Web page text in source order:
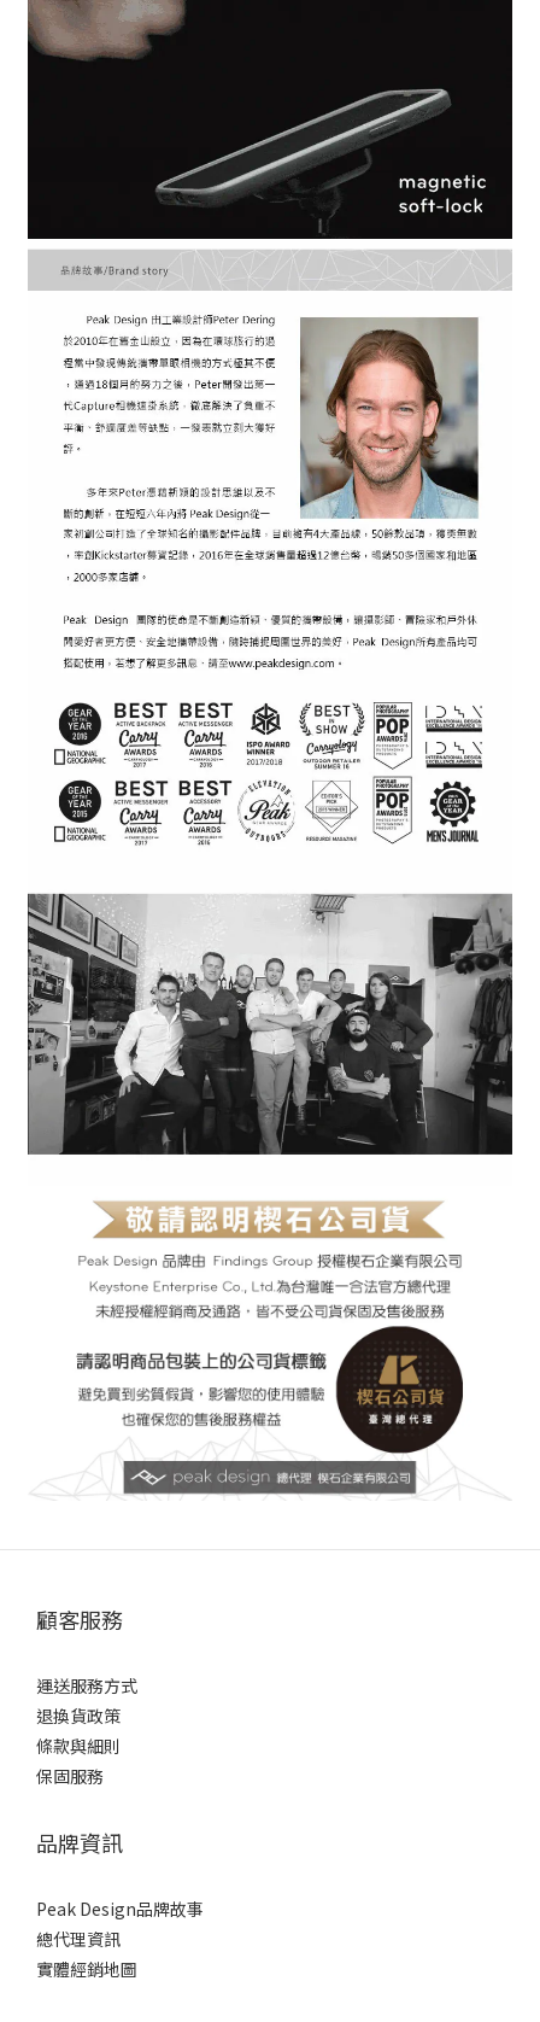
顧客服務
運送服務方式
退換貨政策
條款與細則
保固服務
品牌資訊
Peak Design品牌故事
總代理資訊
實體經銷地圖